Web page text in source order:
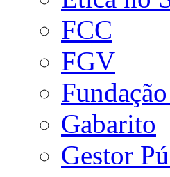
FCC
FGV
Gabarito
Gestor